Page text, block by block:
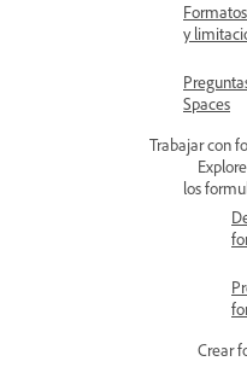
y
Spaces
Trabajar con
los
Crear